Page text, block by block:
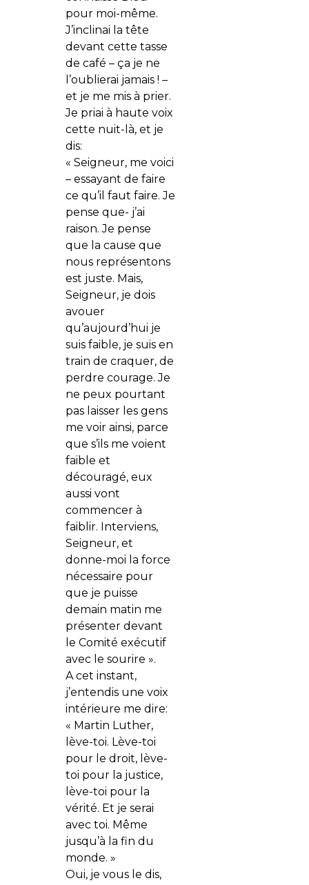
pour moi-même.
J’inclinai la tête
devant cette tasse
de café – ça je ne
l’oublierai jamais ! –
et je me mis à prier.
Je priai à haute voix
cette nuit-là, et je
dis:
« Seigneur, me voici
– essayant de faire
ce qu’il faut faire. Je
pense que- j’ai
raison. Je pense
que la cause que
nous représentons
est juste. Mais,
Seigneur, je dois
avouer
qu’aujourd’hui je
suis faible, je suis en
train de craquer, de
perdre courage. Je
ne peux pourtant
pas laisser les gens
me voir ainsi, parce
que s’ils me voient
faible et
découragé, eux
aussi vont
commencer à
faiblir. Interviens,
Seigneur, et
donne-moi la force
nécessaire pour
que je puisse
demain matin me
présenter devant
le Comité exécutif
avec le sourire ».
A cet instant,
j’entendis une voix
intérieure me dire:
« Martin Luther,
lève-toi. Lève-toi
pour le droit, lève-
toi pour la justice,
lève-toi pour la
vérité. Et je serai
avec toi. Même
jusqu’à la fin du
monde. »
Oui, je vous le dis,